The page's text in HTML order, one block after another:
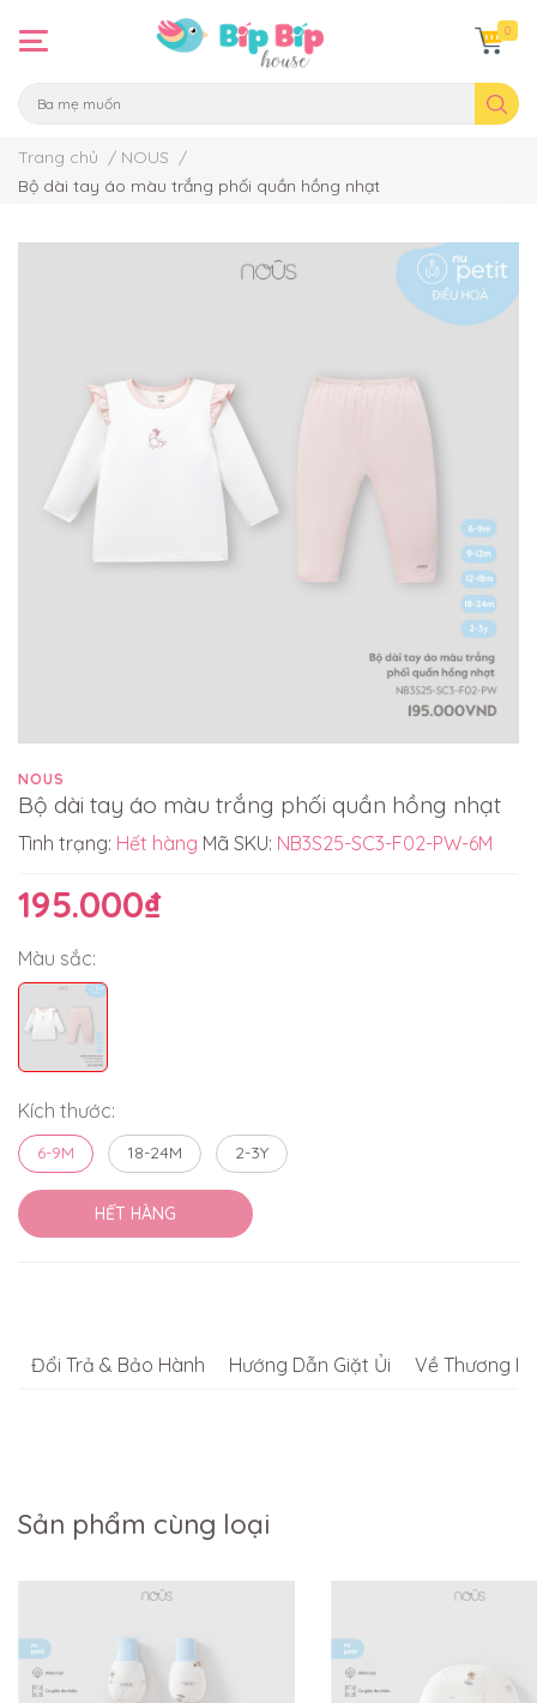
0
Trang chủ / NOUS /
Bộ dài tay áo màu trắng phối quần hồng nhạt
NOUS
Bộ dài tay áo màu trắng phối quần hồng nhạt
Tình trạng: Hết hàng Mã SKU: NB3S25-SC3-F02-PW-6M
195.000₫
Màu sắc:
Kích thước:
6-9M 18-24M 2-3Y
HẾT HÀNG
Đổi Trả & Bảo Hành Hướng Dẫn Giặt Ủi Về Thương
Sản phẩm cùng loại